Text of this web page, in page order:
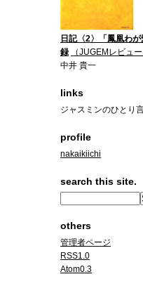
日記〈2〉「鳳凰わ
録
（JUGEMレビュー
中井 貴一
links
ジャスミンのひとり
profile
nakaikiichi
search this site.
others
管理者ページ
RSS1.0
Atom0.3